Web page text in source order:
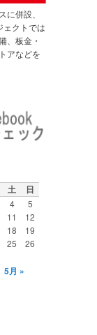
に併設、
ェクトでは
、板金・
アなどを
土 日
4
5
11
12
18 19
25
26
5月 »